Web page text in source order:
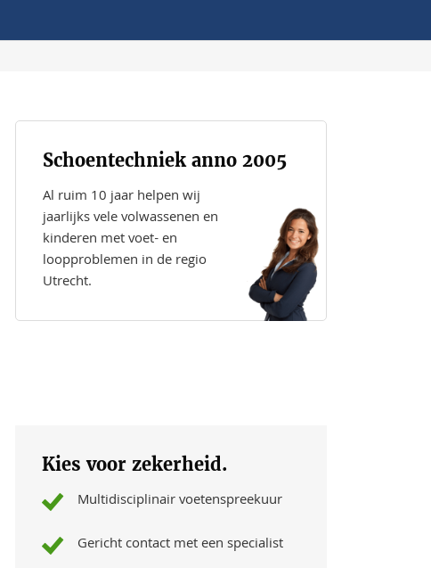
Schoentechniek anno 2005
Al ruim 10 jaar helpen wij
jaarlijks vele volwassenen en
kinderen met voet- en
loopproblemen in de regio
Utrecht.
Kies voor zekerheid.
Multidisciplinair voetenspreekuur
Gericht contact met een specialist